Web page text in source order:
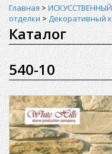
Главная>
отделки>Декоративный
Каталог
540-10